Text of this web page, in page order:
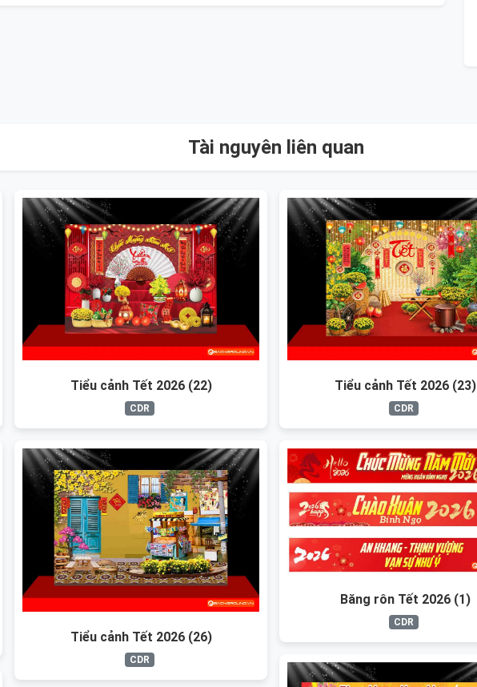
Tài nguyên liên quan
Tiểu cảnh Tết 2026 (22)
CDR
Tiểu cảnh Tết 2026 (23)
CDR
Tiểu cảnh Tết 2026 (26)
CDR
Băng rôn Tết 2026 (1)
CDR